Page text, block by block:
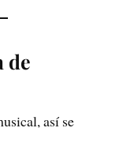
de
así se